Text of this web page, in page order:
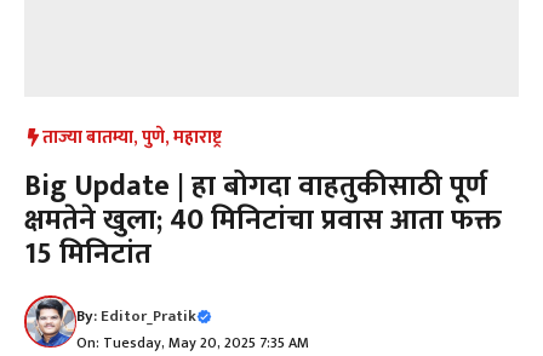
ताज्या बातम्या,पुणे,महाराष्ट्र
Big Update | हा बोगदा वाहतुकीसाठी पूर्ण
क्षमतेने खुला; 40 मिनिटांचा प्रवास आता फक्त
15 मिनिटांत
By:Editor_Pratik
On: Tuesday, May 20, 2025 7:35 AM